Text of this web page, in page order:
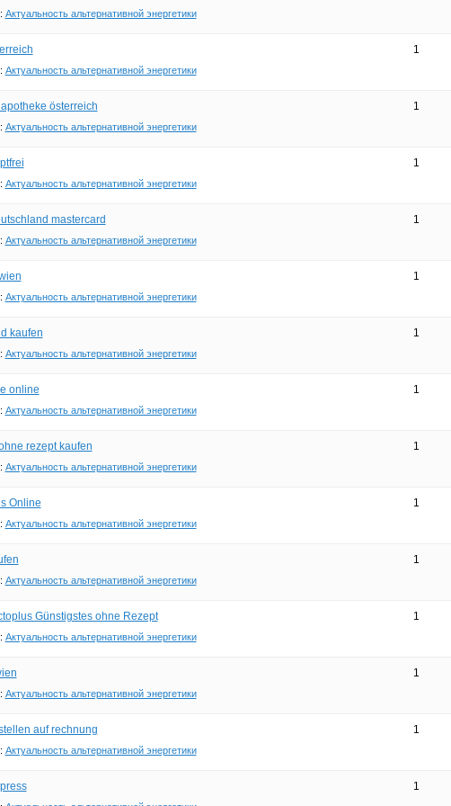
Актуальность альтернативной энергетики
Актуальность альтернативной энергетики
1
österreich
Актуальность альтернативной энергетики
1
Актуальность альтернативной энергетики
1
mastercard
Актуальность альтернативной энергетики
1
Актуальность альтернативной энергетики
1
kaufen
Актуальность альтернативной энергетики
1
online
Актуальность альтернативной энергетики
1
rezept kaufen
Актуальность альтернативной энергетики
1
Online
Актуальность альтернативной энергетики
1
Актуальность альтернативной энергетики
1
Günstigstes ohne Rezept
Актуальность альтернативной энергетики
1
Актуальность альтернативной энергетики
1
auf rechnung
Актуальность альтернативной энергетики
1
1